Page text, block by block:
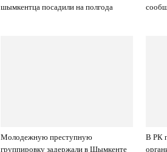
шымкентца посадили на полгода
Молодежную преступную
группировку задержали в Шымкенте
В РК